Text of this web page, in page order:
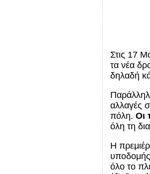
Στις 17
τα νέα
δηλαδή
αλλαγές
πόλη. Οι
όλη τη
Η
υποδομής
όλο το